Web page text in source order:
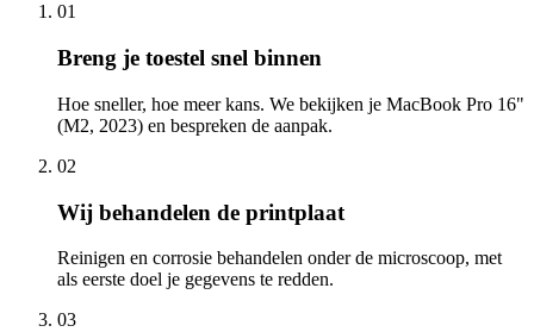
01
Breng je toestel snel binnen
Hoe sneller, hoe meer kans. We bekijken je MacBook Pro 16"
(M2, 2023) en bespreken de aanpak.
02
Wij behandelen de printplaat
Reinigen en corrosie behandelen onder de microscoop, met
als eerste doel je gegevens te redden.
03